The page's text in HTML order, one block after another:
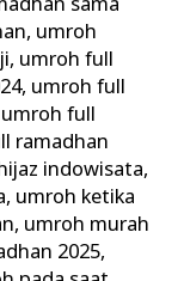
sama
, umroh
, umroh full
, umroh full
umroh full
ramadhan
indowisata,
, umroh ketika
, umroh murah
2025,